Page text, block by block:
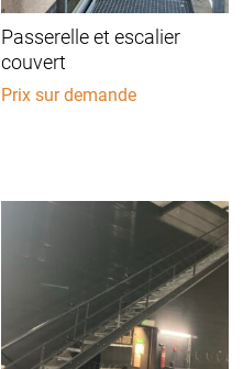
Passerelle et escalier
couvert
Prix sur demande